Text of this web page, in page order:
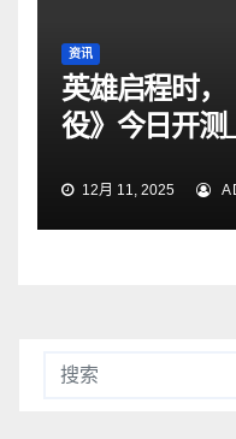
资讯
英雄启程时
役》今日开测
12月 11, 2025